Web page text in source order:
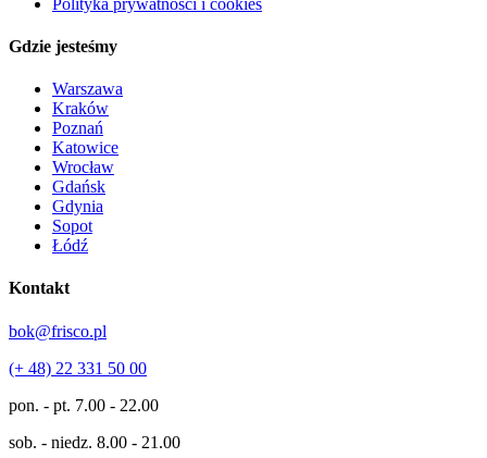
Gdzie jesteśmy
Warszawa
Kraków
Poznań
Katowice
Wrocław
Gdańsk
Gdynia
Sopot
Łódź
Kontakt
bok@frisco.pl
(+ 48) 22 331 50 00
pon. - pt. 7.00 - 22.00
sob. - niedz. 8.00 - 21.00